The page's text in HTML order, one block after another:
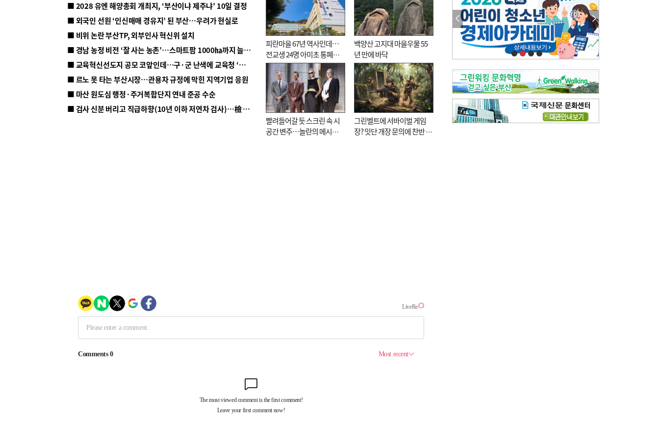
■ 2028 유엔 해양총회 개최지, ‘부산이냐 제주냐’ 10일 결정
■ 외국인 선원 ‘인신매매 경유지’ 된 부산…우려가 현실로
■ 비위 논란 부산TP, 외부인사 혁신위 설치
■ 경남 농정 비전 ‘잘 사는 농촌’…스마트팜 1000㏊까지 늘린다
■ 교육혁신선도지 공모 코앞인데…구·군 난색에 교육청 ‘쩔쩔’
■ 르노 못 타는 부산시장…관용차 규정에 막힌 지역기업 응원
■ 마산 원도심 행정·주거복합단지 연내 준공 수순
■ 검사 신분 버리고 직급하향(10년 이하 저연차 검사)…檢 중수청행 기피
피란마을 67년 역사인데…
전교생 24명 아미초 통폐합
기로
백양산 고지대 마을우물 55
년 만에 바닥
빨려들어갈 듯 스크린 속 시
공간 변주…놀란의 메시지
그린벨트에 서바이벌 게임
장? 잇단 개장 문의에 찬반 논
김준희의 클래식 인사이트[전체보기]
여름날의 애상, 왈츠
빛나는 꿈의 계절, 4월의 노래
김지윤의 우리음악 이야기[전체보기]
세종시대 음악이 전해진 이유
영산회상, 불교음악에서 풍류음악으로
뉴스와 현장[전체보기]
‘800조 투자’ 희비 가른 재생에너지
뜨거워지는 바다, 북쪽으로 열리는 항로
데스크시각[전체보기]
물은 행정구역 경계를 따라 흐르지 않는다